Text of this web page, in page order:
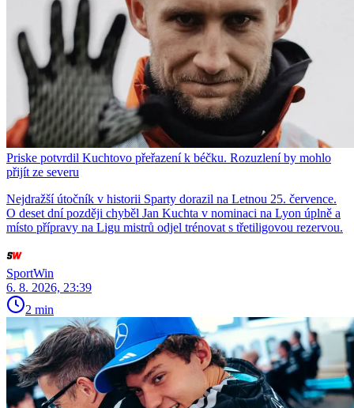
Priske potvrdil Kuchtovo přeřazení k béčku. Rozuzlení by mohlo
přijít ze severu
Nejdražší útočník v historii Sparty dorazil na Letnou 25. července.
O deset dní později chyběl Jan Kuchta v nominaci na Lyon úplně a
místo přípravy na Ligu mistrů odjel trénovat s třetiligovou rezervou.
SportWin
6. 8. 2026, 23:39
2 min